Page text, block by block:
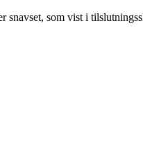
snavset, som vist i